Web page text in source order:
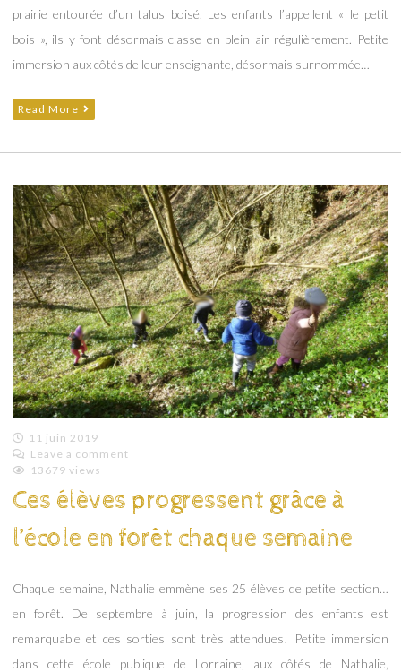
prairie entourée d’un talus boisé. Les enfants l’appellent « le petit
bois », ils y font désormais classe en plein air régulièrement. Petite
immersion aux côtés de leur enseignante, désormais surnommée…
Read More
11 juin 2019
Emilie
Lagoeyte
Leave a comment
13679 views
Ces élèves progressent grâce à
l’école en forêt chaque semaine
Chaque semaine, Nathalie emmène ses 25 élèves de petite section…
en forêt. De septembre à juin, la progression des enfants est
remarquable et ces sorties sont très attendues! Petite immersion
dans cette école publique de Lorraine, aux côtés de Nathalie,